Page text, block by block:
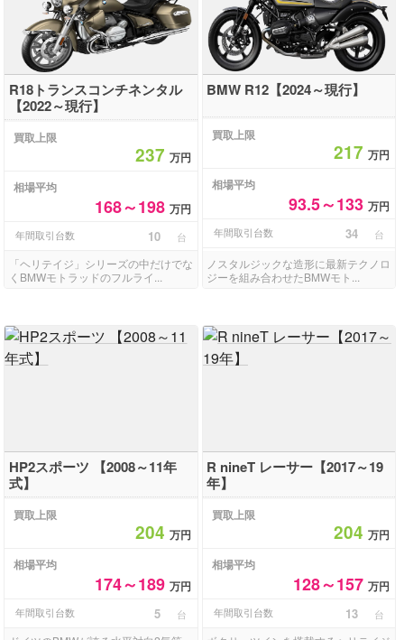
R18トランスコンチネンタル
【2022～現行】
買取上限
237万円
相場平均
168～198万円
年間取引台数 10 台
「ヘリテイジ」シリーズの中だけでな
くBMWモトラッドのフルライ...
BMW R12【2024～現行】
買取上限
217 万円
相場平均
93.5～133 万円
年間取引台数 34 台
ノスタルジックな造形に最新テクノロ
ジーを組み合わせたBMWモト...
HP2スポーツ 【2008～11年
式】
買取上限
204万円
相場平均
174～189万円
年間取引台数 5 台
R nineT レーサー【2017～19
年】
買取上限
204 万円
相場平均
128～157 万円
年間取引台数 13 台